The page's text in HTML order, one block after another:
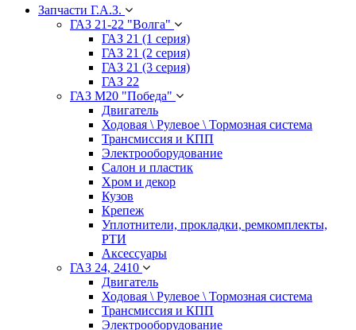
Запчасти Г.А.З.
ГАЗ 21-22 "Волга"
ГАЗ 21 (1 серия)
ГАЗ 21 (2 серия)
ГАЗ 21 (3 серия)
ГАЗ 22
ГАЗ М20 "Победа"
Двигатель
Ходовая \ Рулевое \ Тормозная система
Трансмиссия и КПП
Электрооборудование
Салон и пластик
Хром и декор
Кузов
Крепеж
Уплотнители, прокладки, ремкомплекты,
РТИ
Аксессуары
ГАЗ 24, 2410
Двигатель
Ходовая \ Рулевое \ Тормозная система
Трансмиссия и КПП
Электрооборудование